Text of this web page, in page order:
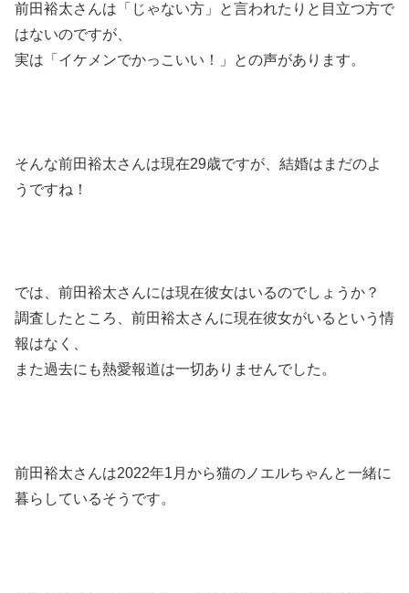
前田裕太さんは「じゃない方」と言われたりと目立つ方で
はないのですが、
実は「イケメンでかっこいい！」との声があります。
そんな前田裕太さんは現在29歳ですが、結婚はまだのよ
うですね！
では、前田裕太さんには現在彼女はいるのでしょうか？
調査したところ、前田裕太さんに現在彼女がいるという情
報はなく、
また過去にも熱愛報道は一切ありませんでした。
前田裕太さんは2022年1月から猫のノエルちゃんと一緒に
暮らしているそうです。